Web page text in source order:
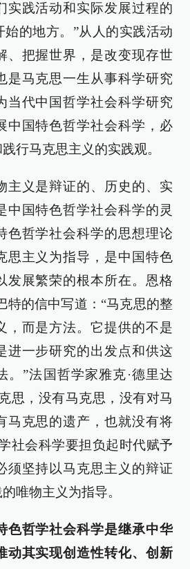
实践活动和实际发展过程的
的地方。”从人的实践活动
、把握世界，是改变现存世
是马克思一生从事科学研究
当代中国哲学社会科学研究
中国特色哲学社会科学，必
行马克思主义的实践观。
主义是辩证的、历史的、实
中国特色哲学社会科学的灵
色哲学社会科学的思想理论
思主义为指导，是中国特色
发展繁荣的根本所在。恩格
特的信中写道：“马克思的整
，而是方法。它提供的不是
进一步研究的出发点和供这
。”法国哲学家雅克·德里达
思，没有马克思，没有对马
马克思的遗产，也就没有将
社会科学要担负起时代赋予
须坚持以马克思主义的辩证
唯物主义为指导。
哲学社会科学是继承中华
动其实现创造性转化、创新